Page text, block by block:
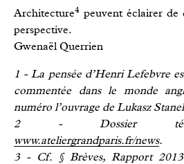
Architecture4 peuvent éclairer de
perspective.
Gwenaël Querrien
1 - La pensée d’Henri Lefebvre
commentée dans le monde
numéro l’ouvrage de Lukasz
2 - Dossier
www.ateliergrandparis.fr/news.
3 - Cf. § Brèves, Rapport